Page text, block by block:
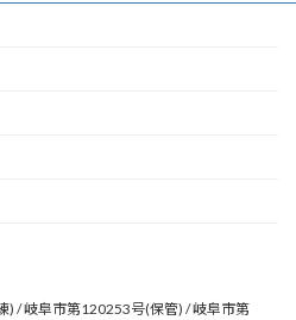
/ 岐阜市第120253号(保管) / 岐阜市第